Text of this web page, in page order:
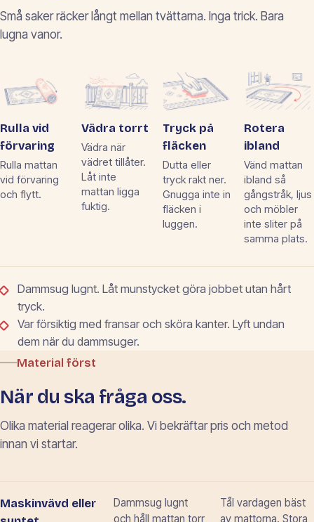
Små saker räcker långt mellan tvättarna. Inga trick. Bara
lugna vanor.
Rulla vid
förvaring
Rulla mattan
vid förvaring
och flytt.
Vädra torrt
Vädra när
vädret tillåter.
Låt inte
mattan ligga
fuktig.
Tryck på
fläcken
Dutta eller
tryck rakt ner.
Gnugga inte in
fläcken i
luggen.
Rotera
ibland
Vänd mattan
ibland så
gångstråk, ljus
och möbler
inte sliter på
samma plats.
Dammsug lugnt. Låt munstycket göra jobbet utan hårt
tryck.
Var försiktig med fransar och sköra kanter. Lyft undan
dem när du dammsuger.
Material först
När du ska fråga oss.
Olika material reagerar olika. Vi bekräftar pris och metod
innan vi startar.
Maskinvävd eller
Dammsug lugnt
och håll mattan torr
Tål vardagen bäst
av mattorna. Stora